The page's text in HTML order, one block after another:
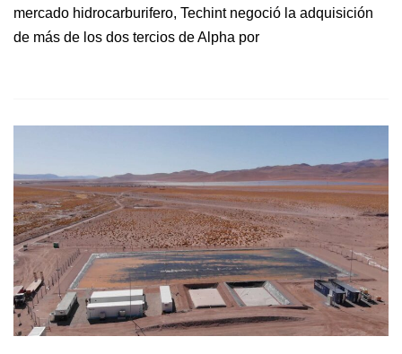
mercado hidrocarburifero, Techint negoció la adquisición
de más de los dos tercios de Alpha por